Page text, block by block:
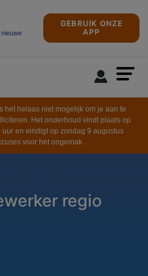
GEBRUIK ONZE
APP
het helaas niet mogelijk om je aan te
Het onderhoud vindt plaats op
en eindigt op zondag 9 augustus
voor het ongemak.
regio